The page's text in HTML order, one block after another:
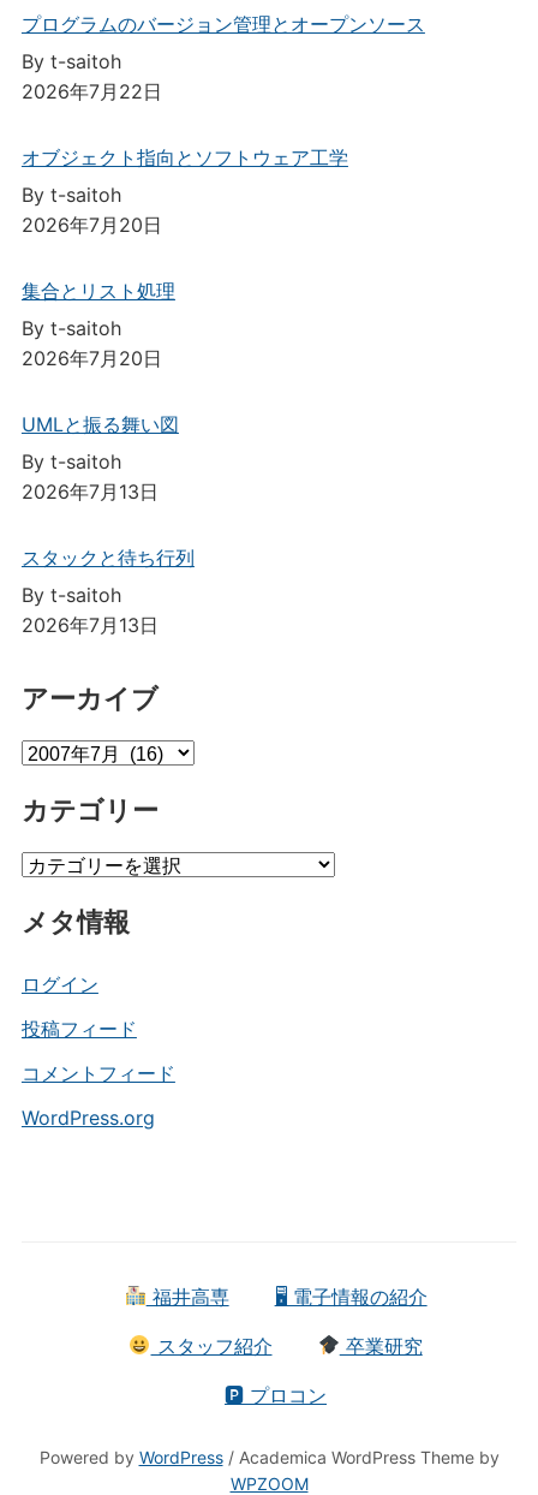
プログラムのバージョン管理とオープンソース
By t-saitoh
2026年7月22日
オブジェクト指向とソフトウェア工学
By t-saitoh
2026年7月20日
集合とリスト処理
By t-saitoh
2026年7月20日
UMLと振る舞い図
By t-saitoh
2026年7月13日
スタックと待ち行列
By t-saitoh
2026年7月13日
アーカイブ
ア
カ
ブ
カテゴリー
カ
ゴ
ー
メタ情報
ログイン
投稿フィード
コメントフィード
WordPress.org
福井高専 🖥 電子情報の紹介
スタッフ紹介 卒業研究
🅿 プロコン
Powered by WordPress/ Academica WordPress Theme by
WPZOOM